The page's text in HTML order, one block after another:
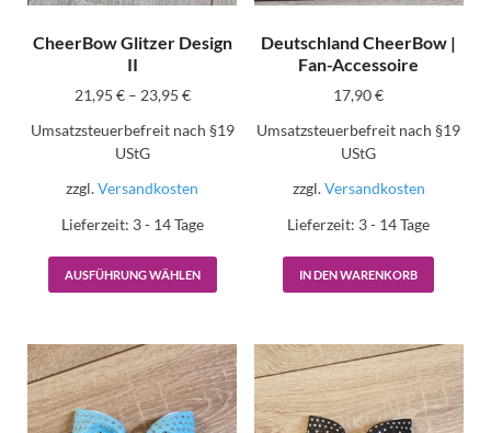
CheerBow Glitzer Design
II
21,95 €– 23,95 €
Umsatzsteuerbefreit nach §19
UStG
zzgl.Versandkosten
Lieferzeit: 3 - 14 Tage
AUSFÜHRUNG WÄHLEN
Deutschland CheerBow |
Fan-Accessoire
17,90€
Umsatzsteuerbefreit nach §19
UStG
zzgl.Versandkosten
Lieferzeit: 3 - 14 Tage
IN DEN WARENKORB